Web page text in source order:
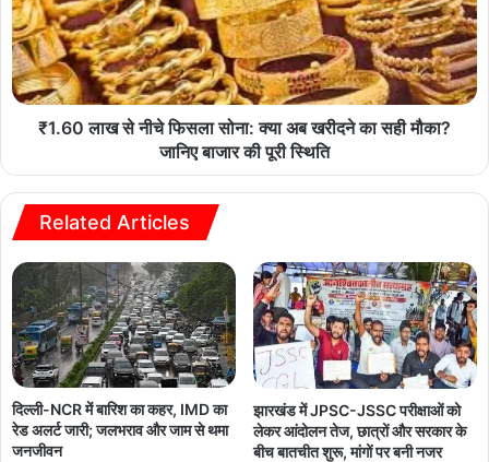
₹1.60 लाख से नीचे फिसला सोना: क्या अब खरीदने का सही मौका?
जानिए बाजार की पूरी स्थिति
Related Articles
दिल्ली-NCR में बारिश का कहर, IMD का
रेड अलर्ट जारी; जलभराव और जाम से थमा
जनजीवन
झारखंड में JPSC-JSSC परीक्षाओं को
लेकर आंदोलन तेज, छात्रों और सरकार के
बीच बातचीत शुरू, मांगों पर बनी नजर